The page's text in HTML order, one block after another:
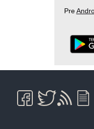
Pre